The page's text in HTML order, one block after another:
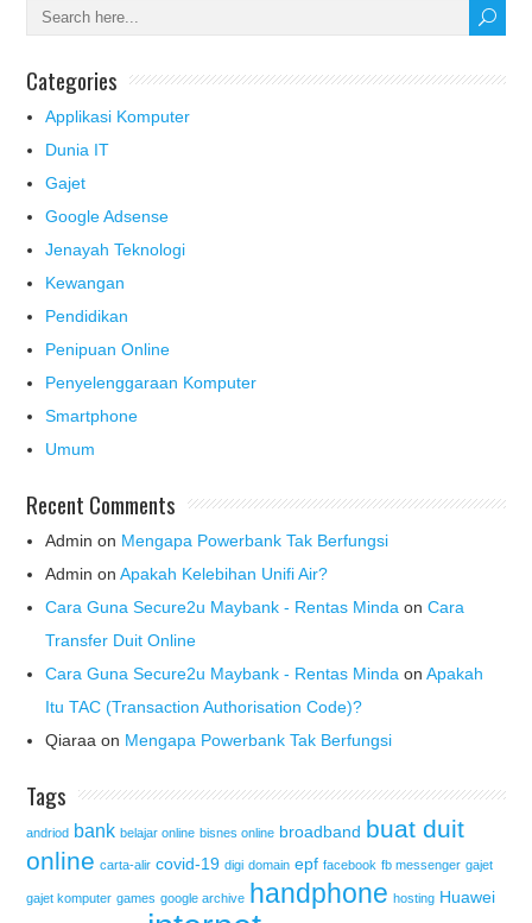
Categories
Applikasi Komputer
Dunia IT
Gajet
Google Adsense
Jenayah Teknologi
Kewangan
Pendidikan
Penipuan Online
Penyelenggaraan Komputer
Smartphone
Umum
Recent Comments
Admin on Mengapa Powerbank Tak Berfungsi
Admin onApakah Kelebihan Unifi Air?
Cara Guna Secure2u Maybank - Rentas Minda onCara
Transfer Duit Online
Cara Guna Secure2u Maybank - Rentas Minda onApakah
Itu TAC (Transaction Authorisation Code)?
Qiaraa on Mengapa Powerbank Tak Berfungsi
Tags
andriod bank belajar online bisnes online broadband buat duit
online carta-alir covid-19 digi domain epf facebook fb messenger gajet
gajet komputer games google archive handphone hosting Huawei